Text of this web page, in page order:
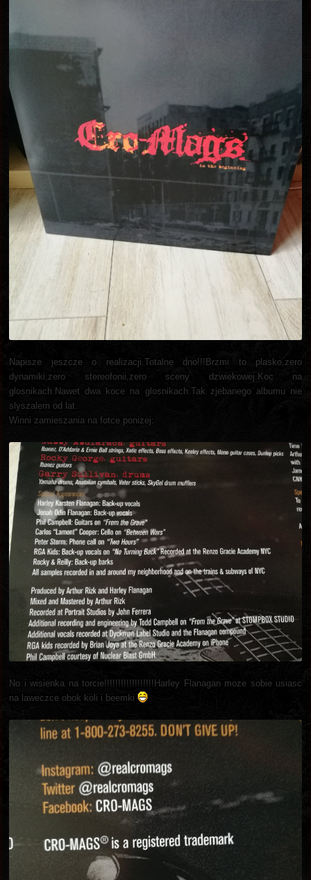
Napisze jeszcze o realizacji.Totalne dno!!!Brzmi to plasko,zero
dynamiki,zero stereofonii,zero sceny dzwiekowej.Koc na
glosnikach.Nawet dwa koce na glosnikach.Tak zjebanego albumu nie
slyszalem od lat.
Winni zamieszania na fotce ponizej:
No i wisienka na torcie!!!!!!!!!!!!!!!!!!Harley Flanagan moze sobie usiasc
na laweczce obok koli i beemki